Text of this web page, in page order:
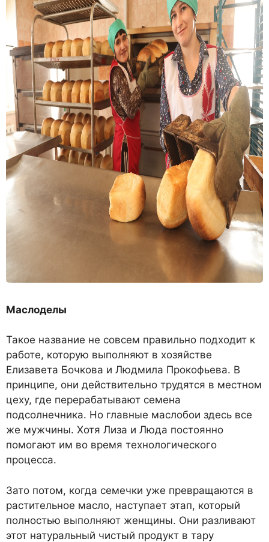
Маслоделы
Такое название не совсем правильно подходит к
работе, которую выполняют в хозяйстве
Елизавета Бочкова и Людмила Прокофьева. В
принципе, они действительно трудятся в местном
цеху, где перерабатывают семена
подсолнечника. Но главные маслобои здесь все
же мужчины. Хотя Лиза и Люда постоянно
помогают им во время технологического
процесса.
Зато потом, когда семечки уже превращаются в
растительное масло, наступает этап, который
полностью выполняют женщины. Они разливают
этот натуральный чистый продукт в тару